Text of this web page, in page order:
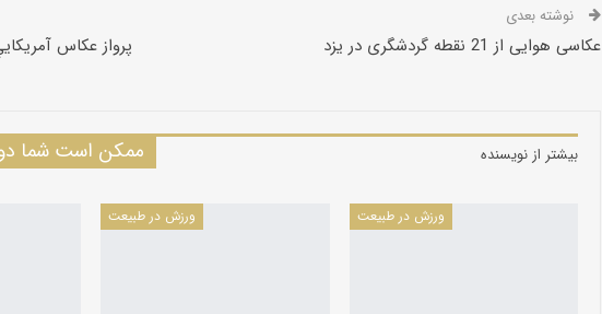
پرواز عكاس عکاسی هوایی از 21 نقطه گردشگری در یزد
ممکن است شما بیشتر از نویسنده
ورزش در طبیعت ورزش در طبیعت